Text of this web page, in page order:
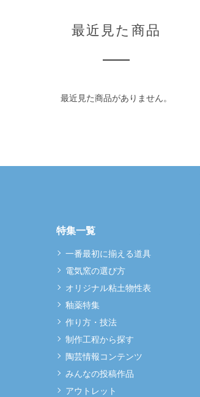
最近見た商品
最近見た商品がありません。
特集一覧
一番最初に揃える道具
電気窯の選び方
オリジナル粘土物性表
釉薬特集
作り方・技法
制作工程から探す
陶芸情報コンテンツ
みんなの投稿作品
アウトレット